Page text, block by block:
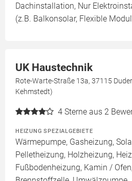
Dachinstallation, Nur
(z.B. Balkonsolar, Flexible
UK Haustechnik
Rote-Warte-Straße 13a, 37115
Kehmstedt)
4 Sterne aus 2
HEIZUNG SPEZIALGEBIETE
Wärmepumpe, Gasheizung,
Pelletheizung, Holzheizung,
Fußbodenheizung, Kamin /